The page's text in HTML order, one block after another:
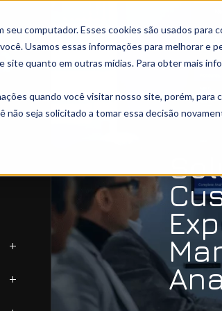
seu computador. Esses cookies são usados
Usamos essas informações para melhorar e
quanto em outras mídias. Para obter mais
quando você visitar nosso site, porém, para
não seja solicitado a tomar essa decisão